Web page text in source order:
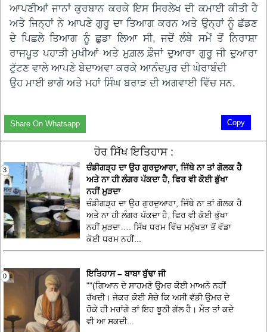
ਆਪਣੀਆਂ ਜਾਨਾਂ ਕੁਰਬਾਨ ਕਰਕੇ ਇਸ ਸਿਰਲੇਖ ਦੀ ਕਮਾਈ ਕੀਤੀ ਹੈ
ਅਤੇ ਜਿਨ੍ਹਾਂ ਨੇ ਆਪਣੇ ਗੁਰੂ ਦਾ ਤਿਆਗ ਕਰਨ ਅਤੇ ਉਨ੍ਹਾਂ ਨੂੰ ਛੱਡਣ
ਦੇ ਪਿਛਲੇ ਤਿਆਗ ਨੂੰ ਛੁਡਾ ਲਿਆ ਸੀ, ਜਦੋਂ ਲੰਬੇ ਸਮੇਂ ਤੋਂ ਨਿਰਾਸ਼ਾ
ਰਾਜਪੂਤ ਪਹਾੜੀ ਮੁਖੀਆਂ ਅਤੇ ਮੁਗ਼ਲ ਫ਼ੌਜਾਂ ਦੁਆਰਾ ਗੁਰੂ ਜੀ ਦੁਆਰਾ
ਟੁੱਟਣ ਵਾਲੇ ਆਪਣੇ ਬੇਦਾਅਵਾ ਕਰਕੇ ਆਨੰਦਪੁਰ ਦੀ ਘੇਰਾਬੰਦੀ
ਉਹ ਮਾਈ ਭਾਗੋ ਅਤੇ ਮਹਾਂ ਸਿੰਘ ਬਰਾੜ ਦੀ ਅਗਵਾਈ ਵਿੱਚ ਸਨ.
Copy
Share On Whatsapp
ਹੋਰ ਸਿੱਖ ਇਤਿਹਾਸ :
3
ਚੰਡੀਗੜ੍ਹ ਦਾ ਉਹ ਗੁਰਦੁਆਰਾ, ਜਿੱਥੇ ਨਾ ਤਾਂ ਗੋਲਕ ਹੈ
ਅਤੇ ਨਾ ਹੀ ਲੰਗਰ ਪੱਕਦਾ ਹੈ, ਫਿਰ ਵੀ ਕੋਈ ਭੁੱਖਾ
ਨਹੀਂ ਮੁੜਦਾ
ਚੰਡੀਗੜ੍ਹ ਦਾ ਉਹ ਗੁਰਦੁਆਰਾ, ਜਿੱਥੇ ਨਾ ਤਾਂ ਗੋਲਕ ਹੈ
ਅਤੇ ਨਾ ਹੀ ਲੰਗਰ ਪੱਕਦਾ ਹੈ, ਫਿਰ ਵੀ ਕੋਈ ਭੁੱਖਾ
ਨਹੀਂ ਮੁੜਦਾ…. ਸਿੱਖ ਧਰਮ ਵਿੱਚ ਮਨੁੱਖਤਾ ਤੋਂ ਵੱਡਾ
ਕੋਈ ਧਰਮ ਨਹੀਂ...
0
ਇਤਿਹਾਸ – ਬਾਬਾ ਬੁੱਢਾ ਜੀ
""(ਗਿਆਨ ਦੇ ਸਾਹਮਣੇ ਉਮਰ ਕੋਈ ਮਾਅਨੇ ਨਹੀਂ
ਰੱਖਦੀ। ਜੇਕਰ ਕੋਈ ਸੋਚੇ ਕਿ ਅਸੀ ਵੱਡੀ ਉਮਰ ਦੇ
ਹੋਕੇ ਹੀ ਮਰਾਂਗੇ ਤਾਂ ਇਹ ਝੂਠੀ ਗੱਲ ਹੈ। ਮੌਤ ਤਾਂ ਕਦੇ
ਵੀ ਆ ਸਕਦੀ...